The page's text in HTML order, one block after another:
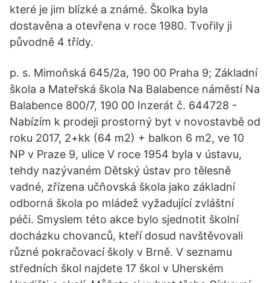
které je jim blízké a známé. Školka byla
dostavěna a otevřena v roce 1980. Tvořily ji
původně 4 třídy.
p. s. Mimoňská 645/2a, 190 00 Praha 9; Základní
škola a Mateřská škola Na Balabence náměstí Na
Balabence 800/7, 190 00 Inzerát č. 644728 -
Nabízím k prodeji prostorný byt v novostavbě od
roku 2017, 2+kk (64 m2) + balkon 6 m2, ve 10
NP v Praze 9, ulice V roce 1954 byla v ústavu,
tehdy nazývaném Dětský ústav pro tělesně
vadné, zřízena učňovská škola jako základní
odborná škola po mládež vyžadující zvláštní
péči. Smyslem této akce bylo sjednotit školní
docházku chovanců, kteří dosud navštěvovali
různé pokračovací školy v Brně. V seznamu
středních škol najdete 17 škol v Uherském